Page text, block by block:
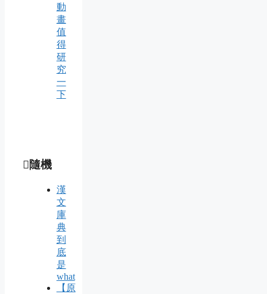
動
畫
值
得
研
究
一
下
隨機
漢
文
庫
典
到
底
是
what
【原